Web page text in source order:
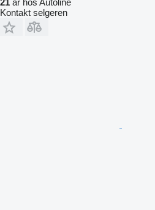
Kontakt selgeren